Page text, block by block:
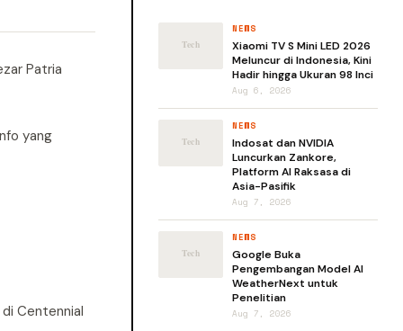
Patria
yang
Centennial
NEWS
Xiaomi TV S Mini LED 2026
Meluncur di Indonesia, Kini
Hadir hingga Ukuran 98 Inci
Aug 6, 2026
NEWS
Indosat dan NVIDIA
Luncurkan Zankore,
Platform AI Raksasa di
Asia-Pasifik
Aug 7, 2026
NEWS
Google Buka
Pengembangan Model AI
WeatherNext untuk
Penelitian
Aug 7, 2026